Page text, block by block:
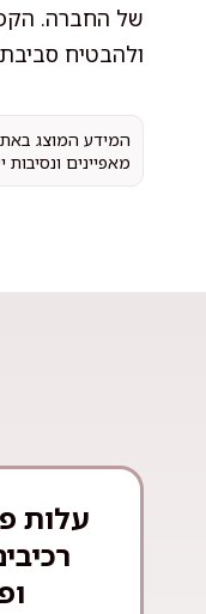
של החברה.
ולהבטיח
המידע המוצג
מאפיינים
עלות